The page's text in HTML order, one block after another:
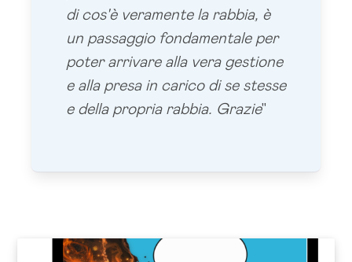
di cos'è veramente la rabbia, è
un passaggio fondamentale per
poter arrivare alla vera gestione
e alla presa in carico di se stesse
e della propria rabbia. Grazie"